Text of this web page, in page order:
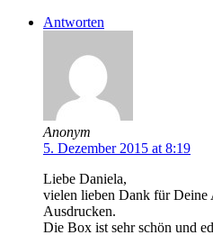
Antworten
Anonym
5. Dezember 2015 at 8:19
Liebe Daniela,
vielen lieben Dank für Deine
Ausdrucken.
Die Box ist sehr schön und